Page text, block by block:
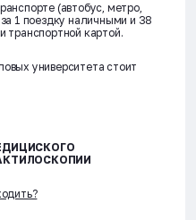
(автобус, метро,
1 поездку наличными и 38
транспортной картой.
университета стоит